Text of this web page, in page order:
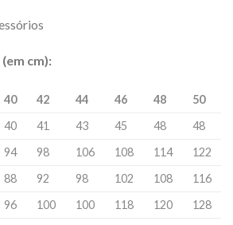
cm):
40 42 44 46 48
50
40 41 43 45 48
48
94 98 106 108 114
122
88 92 98 102 108
116
96 100 100 118 120
128